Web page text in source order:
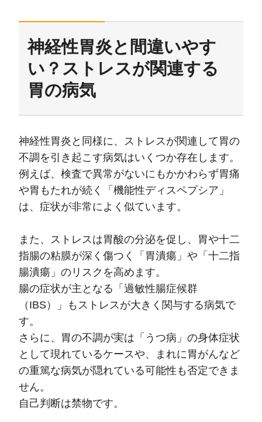
神経性胃炎と間違いやす
い？ストレスが関連する
胃の病気
神経性胃炎と同様に、ストレスが関連して胃の
不調を引き起こす病気はいくつか存在します。
例えば、検査で異常がないにもかかわらず胃痛
や胃もたれが続く「機能性ディスペプシア」
は、症状が非常によく似ています。
また、ストレスは胃酸の分泌を促し、胃や十二
指腸の粘膜が深く傷つく「胃潰瘍」や「十二指
腸潰瘍」のリスクを高めます。
腸の症状が主となる「過敏性腸症候群
（IBS）」もストレスが大きく関与する病気で
す。
さらに、胃の不調が実は「うつ病」の身体症状
として現れているケースや、まれに胃がんなど
の重篤な病気が隠れている可能性も否定できま
せん。
自己判断は禁物です。